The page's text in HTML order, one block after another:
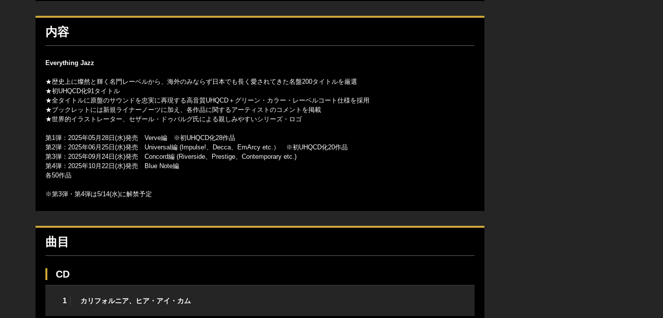
内容
Everything Jazz
★歴史上に燦然と輝く名門レーベルから、海外のみならず日本でも長く愛されてきた名盤200タイトルを厳選
★初UHQCD化91タイトル
★全タイトルに原盤のサウンドを忠実に再現する高音質UHQCD＋グリーン・カラー・レーベルコート仕様を採用
★ブックレットには新規ライナーノーツに加え、各作品に関するアーティストのコメントを掲載
★世界的イラストレーター、セザール・ドゥバルグ氏による親しみやすいシリーズ・ロゴ
第1弾：2025年05月28日(水)発売 Verve編 ※初UHQCD化28作品
第2弾：2025年06月25日(水)発売 Universal編 (Impulse!、Decca、EmArcy etc.） ※初UHQCD化20作品
第3弾：2025年09月24日(水)発売 Concord編 (Riverside、Prestige、Contemporary etc.)
第4弾：2025年10月22日(水)発売 Blue Note編
各50作品
※第3弾・第4弾は5/14(水)に解禁予定
曲目
CD
1 カリフォルニア、ヒア・アイ・カム